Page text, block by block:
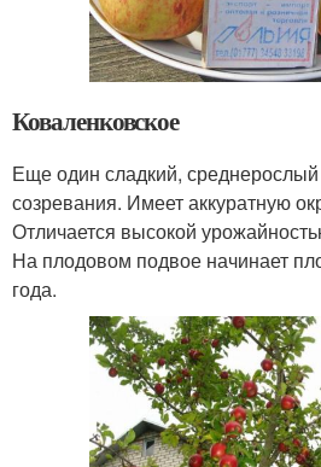
Коваленковское
Еще один сладкий, среднерослый
созревания. Имеет аккуратную
Отличается высокой
На плодовом подвое начинает
года.